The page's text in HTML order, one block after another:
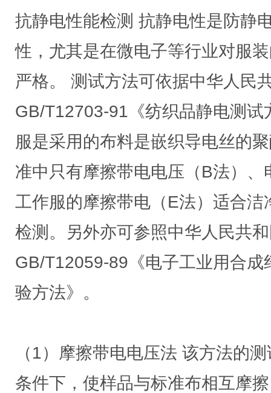
抗静电性能检测 抗静电性是防静
性，尤其是在微电子等行业对服
严格。 测试方法可依据中华人民
GB/T12703-91《纺织品静电测试
服是采用的布料是嵌织导电丝的
准中只有摩擦带电电压（B法）
工作服的摩擦带电（E法）适合
检测。另外亦可参照中华人民共
GB/T12059-89《电子工业用合成
验方法》。
（1）摩擦带电电压法 该方法的
条件下，使样品与标准布相互摩